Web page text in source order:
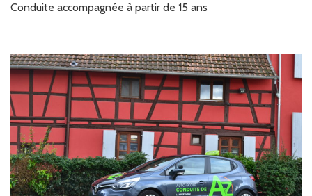
Conduite accompagnée à partir de 15 ans